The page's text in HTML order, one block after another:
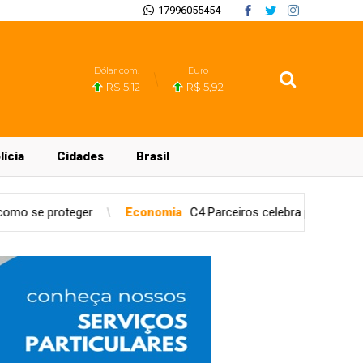
17996055454
Dólar com.
R$ 5,12
Euro
R$ 5,92
Cidades Brasil
C4 Parceiros celebra premiação de parceiro pela Stellantis